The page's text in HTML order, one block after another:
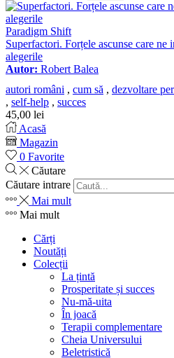
Paradigm Shift
Superfactori. Forțele ascunse care ne
alegerile
Autor: Robert Balea
autori români , cum să , dezvoltare
, self-help , succes
45,00 lei
Acasă
Magazin
0 Favorite
Căutare
Căutare intrare
Mai mult
Mai mult
Cărți
Noutăți
Colecții
La țintă
Prosperitate și succes
Nu-mă-uita
În joacă
Terapii complementare
Cheia Universului
Beletristică